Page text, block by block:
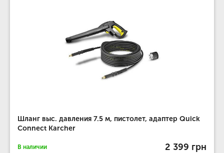
Шланг выс. давления 7.5 м, пистолет, адаптер Quick
Connect Karcher
В наличии 2 399 грн